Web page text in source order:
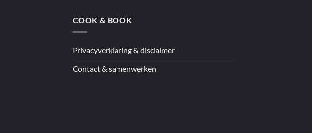
COOK & BOOK
Privacyverklaring & disclaimer
Contact & samenwerken